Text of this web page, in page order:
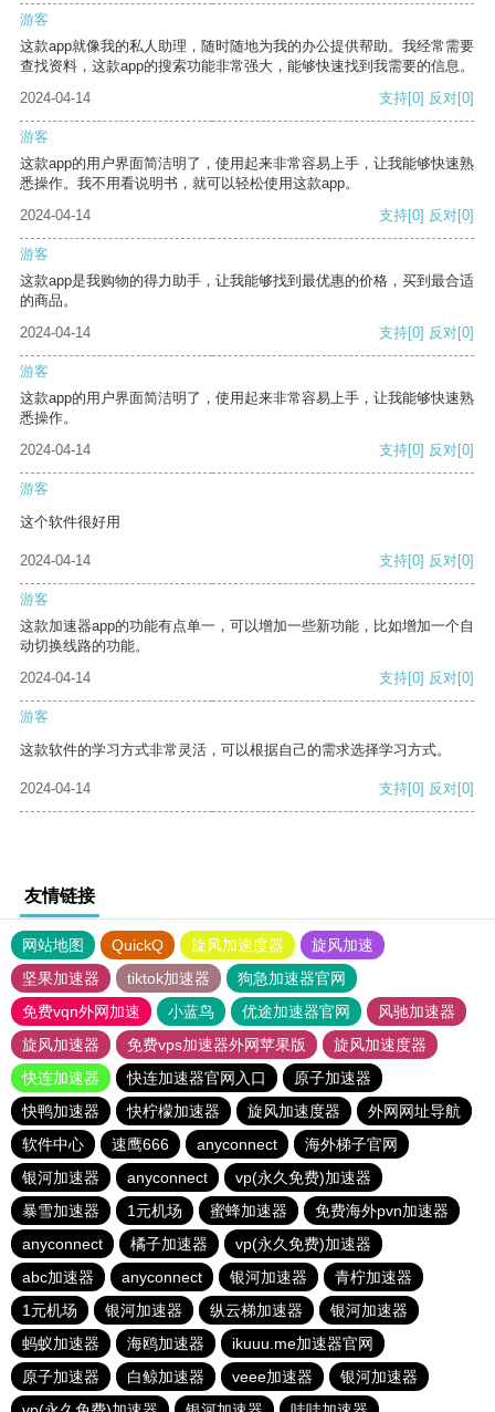
游客
这款app就像我的私人助理，随时随地为我的办公提供帮助。我经常需要
查找资料，这款app的搜索功能非常强大，能够快速找到我需要的信息。
2024-04-14
支持[0] 反对[0]
游客
这款app的用户界面简洁明了，使用起来非常容易上手，让我能够快速熟
悉操作。我不用看说明书，就可以轻松使用这款app。
2024-04-14
支持[0] 反对[0]
游客
这款app是我购物的得力助手，让我能够找到最优惠的价格，买到最合适
的商品。
2024-04-14
支持[0] 反对[0]
游客
这款app的用户界面简洁明了，使用起来非常容易上手，让我能够快速熟
悉操作。
2024-04-14
支持[0] 反对[0]
游客
这个软件很好用
2024-04-14 支持[0] 反对[0]
游客
这款加速器app的功能有点单一，可以增加一些新功能，比如增加一个自
动切换线路的功能。
2024-04-14
支持[0] 反对[0]
游客
这款软件的学习方式非常灵活，可以根据自己的需求选择学习方式。
2024-04-14 支持[0] 反对[0]
友情链接
网站地图 QuickQ 旋风加速度器
旋风加速
坚果加速器
tiktok加速器
狗急加速器官网
免费vqn外网加速
小蓝鸟 优途加速器官网
风驰加速器
旋风加速器
免费vps加速器外网苹果版
旋风加速度器
快连加速器
快连加速器官网入口
原子加速器
快鸭加速器
快柠檬加速器 旋风加速度器
外网网址导航
软件中心
速鹰666 anyconnect
海外梯子官网
银河加速器
anyconnect
vp(永久免费)加速器
暴雪加速器
1元机场 蜜蜂加速器
免费海外pvn加速器
anyconnect
橘子加速器
vp(永久免费)加速器
abc加速器
anyconnect 银河加速器
青柠加速器
1元机场
银河加速器 纵云梯加速器
银河加速器
蚂蚁加速器
海鸥加速器
ikuuu.me加速器官网
原子加速器
白鲸加速器 veee加速器
银河加速器